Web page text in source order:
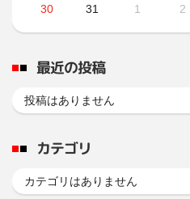
30
31 1 2
最近の投稿
投稿はありません
カテゴリ
カテゴリはありません